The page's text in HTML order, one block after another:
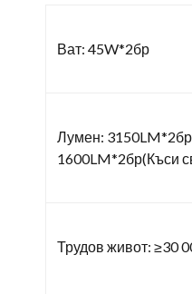
Ват: 45W*2бр
Лумен:
1600LM*2бр(Къси
Трудов живот: ≥30